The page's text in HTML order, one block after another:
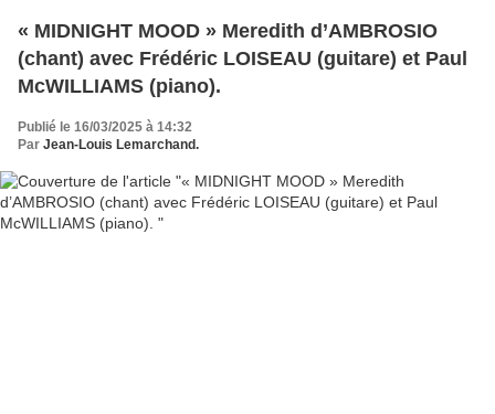
« MIDNIGHT MOOD » Meredith d’AMBROSIO
(chant) avec Frédéric LOISEAU (guitare) et Paul
McWILLIAMS (piano).
Publié le 16/03/2025 à 14:32
Par Jean-Louis Lemarchand.